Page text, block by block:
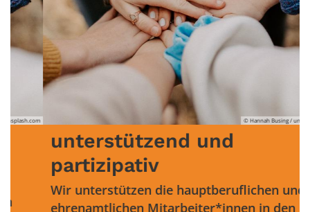
© Hannah Busing / unsplash.com
und
die hauptberuflichen und
Mitarbeiter*innen in den
Bildung